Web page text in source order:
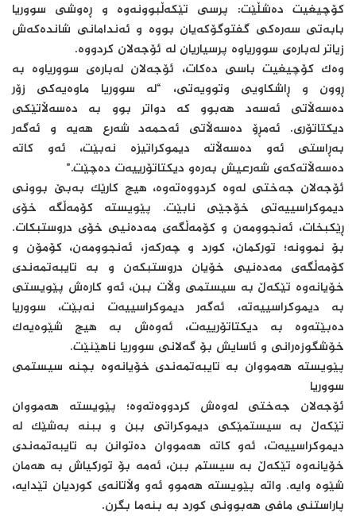
کۆچیغیت دەشڵێت: پرسی تێکەڵبوونەوە و ڕەوشی سووریا
بابەتی سەرەکی گفتوگۆکەیان بووە و ئەندامانی شاندەکەش
زیاتر لەبارەی سووریاوە پرسیاریان لە ئۆجەلان کردووە.
وەک کۆچیغیت باسی دەکات، ئۆجەلان لەبارەی سووریاوە بە
ڕوون و ڕاشکاویی وتوویەتی، “لە سووریا ماوەیەکی زۆر
دەسەڵاتی ئەسەد هەبوو کە دواتر بوو بە دەسەڵاتێکی
دیکتاتۆری. ئەمڕۆ دەسەڵاتی ئەحمەد شەرع هەیە و ئەگەر
بەڕاستی ئەو دەسەڵاتە دیموکراتیزە نەبێت، ئەو کاتە
دەسەڵاتەکەی شەرعیش بەرەو دیکتاتۆرییەت دەچێت.”
ئۆجەلان جەختی لەوە کردووەتەوە، هیچ کارێک بەبێ بوونی
دیموکراسییەتی خۆجێی نابێت. پێویستە کۆمەڵگە خۆی
ڕێکبخات، ئەنجوومەن و کۆمەڵگەی مەدەنیی خۆی دروستبکات.
بۆ نموونە؛ تورکمان، کورد و چەرکەز، ئەنجوومەن، کۆمۆن و
کۆمەڵگەی مەدەنیی خۆیان دروستبکەن و بە تایبەتمەندی
خۆیانەوە تێکەڵ بە سیستمی وڵات ببن، ئەو کارەش پێویستی
بە دیموکراسییەتە، ئەگەر دیموکراسییەت نەبێت، سووریا
دەبێتەوە بە دیکتاتۆرییەت، ئەوەش بە هیچ شێوەیەک
خۆشگوزەرانی و ئاسایش بۆ گەلانی سووریا ناهێنێت.
پێویستە هەمووان بە تایبەتمەندی خۆیانەوە بچنە سیستمی
سووریا
ئۆجەلان جەختی لەوەش کردووەتەوە؛ پێویستە هەمووان
تێکەڵ بە سیستمێکی دیموکراتی ببن و ببنە بەشێک لە
دیموکراسییەت، ئەو کاتە هەمووان دەتوانن بە تایبەتمەندی
خۆیانەوە تێکەڵ بە سیستم ببن، ئەمە بۆ تورکیاش بە هەمان
شێوە وایە. واتە پێویستە هەموو ئەو وڵاتانەی کوردیان تێدایە،
پاراستنی مافی هەبوونی کورد بە بنەما بگرن.